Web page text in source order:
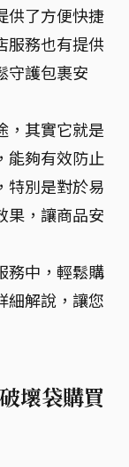
供了方便快捷
服務也有提供
守護包裹安
，其實它就是
能夠有效防止
特別是對於易
果，讓商品安
務中，輕鬆購
細解說，讓您
壞袋購買